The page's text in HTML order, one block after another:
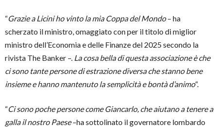
“Grazie a Licini ho vinto la mia Coppa del Mondo– ha
scherzato il ministro, omaggiato con per il titolo di miglior
ministro dell’Economia e delle Finanze del 2025 secondo la
rivista The Banker –. La cosa bella di questa associazione è che
ci sono tante persone di estrazione diversa che stanno bene
insieme e hanno mantenuto la semplicità e bontà d’animo“.
“Ci sono poche persone come Giancarlo, che aiutano a tenere a
galla il nostro Paese–ha sottolinato il governatore lombardo